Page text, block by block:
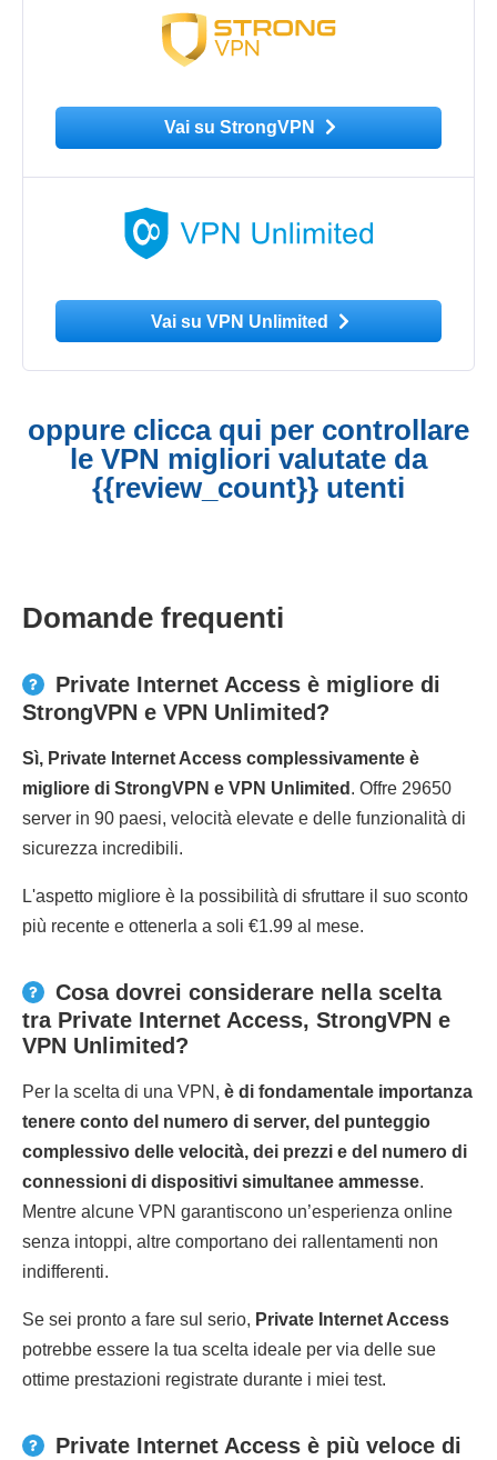
Vai su StrongVPN
Vai su VPN Unlimited
oppure clicca qui per controllare
le VPN migliori valutate da
{{review_count}} utenti
Domande frequenti
Private Internet Access è migliore di
StrongVPN e VPN Unlimited?
Sì, Private Internet Access complessivamente è
migliore di StrongVPN e VPN Unlimited . Offre 29650
server in 90 paesi, velocità elevate e delle funzionalità di
sicurezza incredibili.
L'aspetto migliore è la possibilità di sfruttare il suo sconto
più recente e ottenerla a soli €1.99 al mese.
Cosa dovrei considerare nella scelta
tra Private Internet Access, StrongVPN e
VPN Unlimited?
Per la scelta di una VPN, è di fondamentale importanza
tenere conto del numero di server, del punteggio
complessivo delle velocità, dei prezzi e del numero di
connessioni di dispositivi simultanee ammesse.
Mentre alcune VPN garantiscono un’esperienza online
senza intoppi, altre comportano dei rallentamenti non
indifferenti.
Se sei pronto a fare sul serio, Private Internet Access
potrebbe essere la tua scelta ideale per via delle sue
ottime prestazioni registrate durante i miei test.
Private Internet Access è più veloce di